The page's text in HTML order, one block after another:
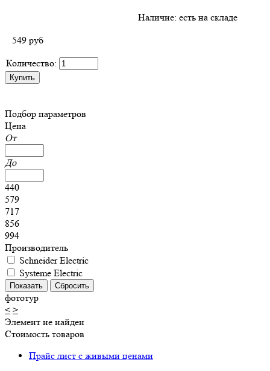
Наличие: есть на складе
549 руб
Количество:
Подбор параметров
Цена
От
До
440
579
717
856
994
Производитель
Schneider Electric
Systeme Electric
фототур
< >
Элемент не найден
Стоимость товаров
Прайс лист с живыми ценами